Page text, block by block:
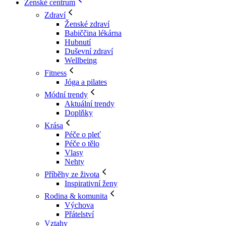
Ženské centrum
Zdraví
Ženské zdraví
Babiččina lékárna
Hubnutí
Duševní zdraví
Wellbeing
Fitness
Jóga a pilates
Módní trendy
Aktuální trendy
Doplňky
Krása
Péče o pleť
Péče o tělo
Vlasy
Nehty
Příběhy ze života
Inspirativní ženy
Rodina & komunita
Výchova
Přátelství
Vztahy